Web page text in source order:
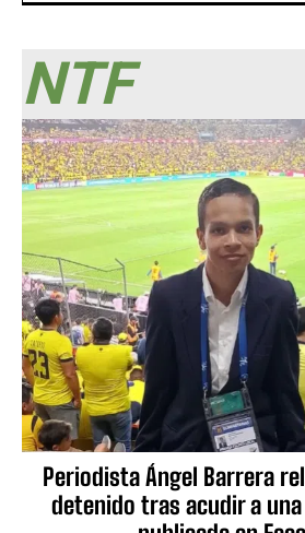
NTF
Periodista Ángel Barrera
detenido tras acudir a